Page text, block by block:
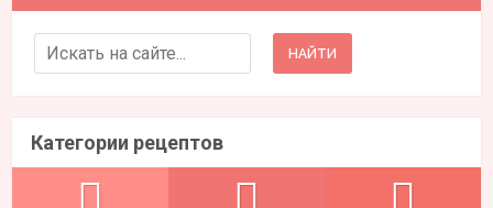
Search for:
Категории рецептов